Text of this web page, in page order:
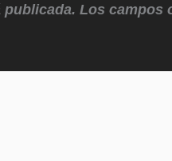
publicada. Los campos